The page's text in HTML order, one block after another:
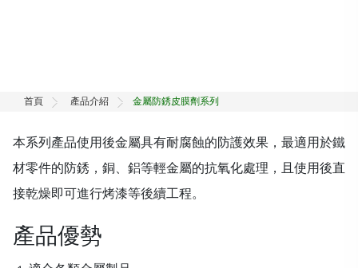
首頁 產品介紹 金屬防銹皮膜劑系列
本系列產品使用後金屬具有耐腐蝕的防護效果，最適用於鐵
材零件的防銹，銅、鋁等輕金屬的抗氧化處理，且使用後直
接乾燥即可進行烤漆等後續工程。
產品優勢